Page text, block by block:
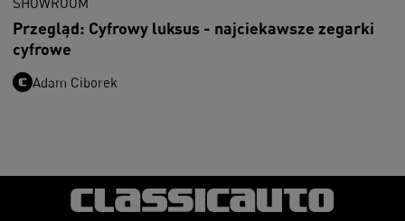
Przegląd: Cyfrowy luksus - najciekawsze zegarki
cyfrowe
Adam Ciborek